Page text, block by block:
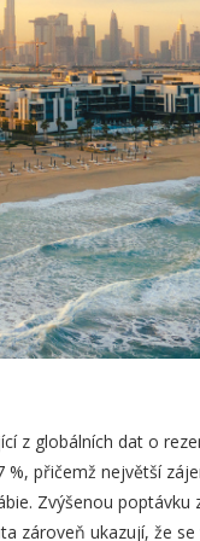
z globálních dat o
přičemž největší
Zvýšenou
zároveň ukazují, že